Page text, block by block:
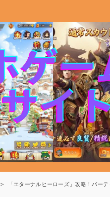
「エターナルヒーローズ」攻略！パー